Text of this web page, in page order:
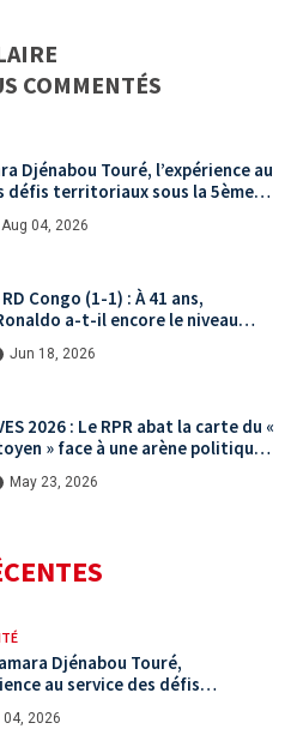
COMMENTÉS
Djénabou Touré, l’expérience au
défis territoriaux sous la 5ème
Aug 04, 2026
Congo (1-1) : À 41 ans,
a-t-il encore le niveau
?
Jun 18, 2026
2026 : Le RPR abat la carte du «
» face à une arène politique
May 23, 2026
Djénabou Touré,
au service des défis
sous la 5ème République
04, 2026